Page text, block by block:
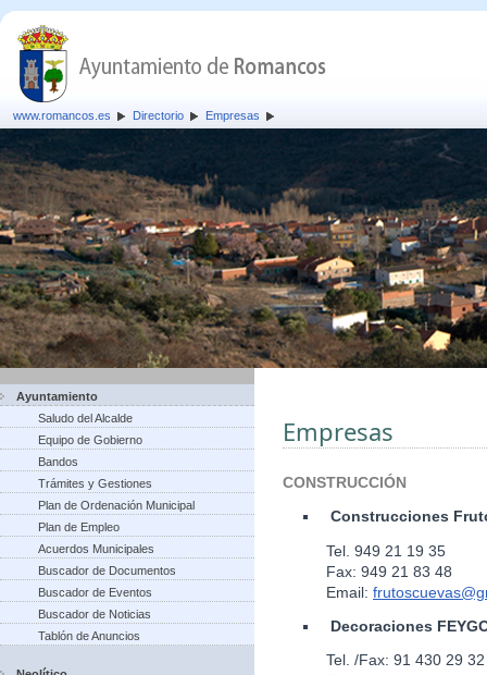
www.romancos.es Directorio Empresas
Ayuntamiento
Saludo del Alcalde
Equipo de Gobierno
Bandos
Trámites y Gestiones
Plan de Ordenación Municipal
Plan de Empleo
Acuerdos Municipales
Buscador de Documentos
Buscador de Eventos
Buscador de Noticias
Tablón de Anuncios
Empresas
CONSTRUCCIÓN
Construcciones
Tel. 949 21 19 35
Fax: 949 21 83 48
Email:
Decoraciones
Tel. /Fax: 91 430 29 32